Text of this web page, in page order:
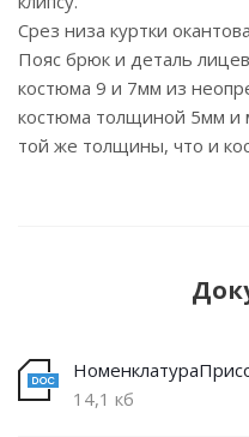
Срез низа куртки
Пояс брюк и деталь
костюма 9 и 7мм из
костюма толщиной 5мм и
той же толщины, что и
14,1 кб